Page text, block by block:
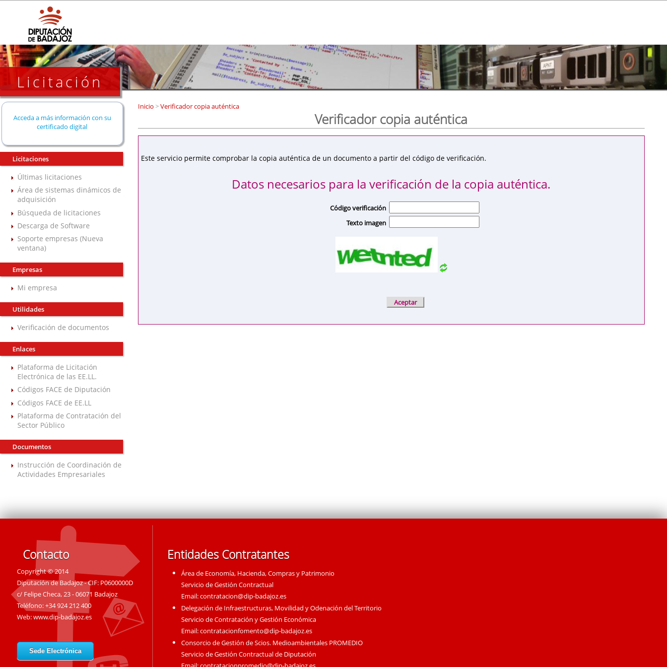
Licitación
Acceda a más información con su
certificado digital
Licitaciones
Últimas licitaciones
Área de sistemas dinámicos de
adquisición
Búsqueda de licitaciones
Descarga de Software
Soporte empresas (Nueva
ventana)
Empresas
Mi empresa
Utilidades
Verificación de documentos
Enlaces
Plataforma de Licitación
Electrónica de las EE.LL.
Códigos FACE de Diputación
Códigos FACE de EE.LL
Plataforma de Contratación del
Sector Público
Documentos
Instrucción de Coordinación de
Actividades Empresariales
Inicio >Verificador copia auténtica
Verificador copia auténtica
Este servicio permite comprobar la copia auténtica de un documento a partir del código de verificación.
Datos necesarios para la verificación de la copia auténtica.
Código verificación
Texto imagen
Contacto
Copyright © 2014
Diputación de Badajoz - CIF: P0600000D
c/ Felipe Checa, 23 - 06071 Badajoz
Teléfono: +34 924 212 400
Web:www.dip-badajoz.es
Sede Electrónica
Entidades Contratantes
Área de Economía, Hacienda, Compras y Patrimonio
Servicio de Gestión Contractual
Email:contratacion@dip-badajoz.es
Delegación de Infraestructuras, Movilidad y Odenación del Territorio
Servicio de Contratación y Gestión Económica
Email:contratacionfomento@dip-badajoz.es
Consorcio de Gestión de Scios. Medioambientales PROMEDIO
Servicio de Gestión Contractual de Diputación